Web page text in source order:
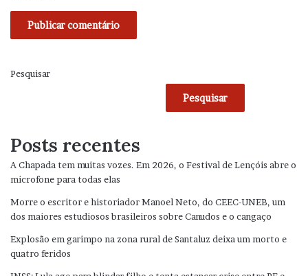
Pesquisar
Pesquisar
Posts recentes
A Chapada tem muitas vozes. Em 2026, o Festival de Lençóis abre o
microfone para todas elas
Morre o escritor e historiador Manoel Neto, do CEEC-UNEB, um
dos maiores estudiosos brasileiros sobre Canudos e o cangaço
Explosão em garimpo na zona rural de Santaluz deixa um morto e
quatro feridos